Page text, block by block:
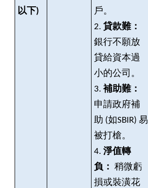
以下)
戶。
2. 貸款難：
銀行不願放
貸給資本過
小的公司。
3. 補助難：
申請政府補
助 (如SBIR) 易
被打槍。
4. 淨值轉
負： 稍微虧
損或裝潢花